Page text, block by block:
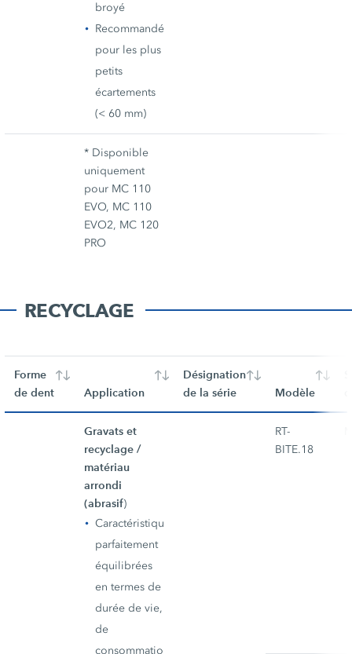
broyé
Recommandé
pour les plus
petits
écartements
(< 60 mm)
* Disponible
uniquement
pour MC 110
EVO, MC 110
EVO2, MC 120
PRO
RECYCLAGE
Forme
de dent
Application
Désignation
de la série
Modèle
Gravats et
recyclage /
matériau
arrondi
(abrasif)
Caractéristiques
parfaitement
équilibrées
en termes de
durée de vie,
de
consommation
RT-
BITE.18